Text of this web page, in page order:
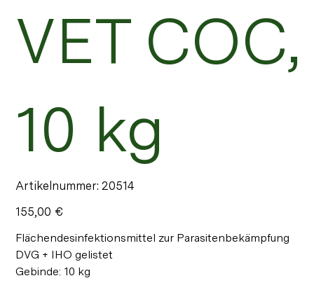
VET COC,
10 kg
Artikelnummer: Artikelnummer:
20514
20514
Preis
155,00 €
Flächendesinfektionsmittel zur Parasitenbekämpfung
DVG + IHO gelistet
Gebinde: 10 kg